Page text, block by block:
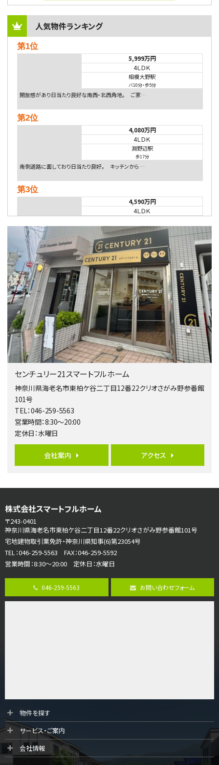
人気物件ランキング
第1位
5,999万円
4ＬＤＫ
相模大野駅
バ10分・歩5分
開放感があり日当たり良好な南西・北西角地。 ご家…
第2位
4,080万円
4ＬＤＫ
淵野辺駅
歩17分
南側道路に面しており日当たり良好。 キッチンから…
第3位
4,590万円
4ＬＤＫ
バ18分・歩6分
開放感のある角地区画。車３台並列駐車可能です。 …
第4位
5,480万円
4ＬＤＫ
相模大野駅
バ9分・歩4分
２０１５年６月築、積水ハウス施工住宅です。 南東…
第5位
3,680万円
4ＬＤＫ
橋本駅
第6位
バ15分・歩1分
リビングダイニング部分の床暖房完備 車並列2台駐…
3,598万円
全棟ＬＤＫは16帖の4ＬＤＫ！食器洗い乾燥機や浴…
第8位
さがみ野駅
歩17分
ご家族が集まるLDKは１７．５帖とゆとりある広さ…
海老名駅
大規模開発分譲地内の新築戸建！開発道路は幅員４.…
センチュリー21スマートフルホーム
神奈川県海老名市東柏ケ谷二丁目12番22クリオさがみ野参番館
101号
TEL：046-259-5563
営業時間：8:30～20:00
定休日：水曜日
会社案内 アクセス
株式会社スマートフルホーム
〒243-0401
神奈川県海老名市東柏ケ谷二丁目12番22クリオさがみ野参番館101号
宅地建物取引業免許・神奈川県知事(6)第23054号
TEL：046-259-5563 FAX：046-259-5592
営業時間：8:30～20:00 定休日：水曜日
046-259-5563 お問い合わせフォーム
物件を探す
サービス・ご案内
会社情報